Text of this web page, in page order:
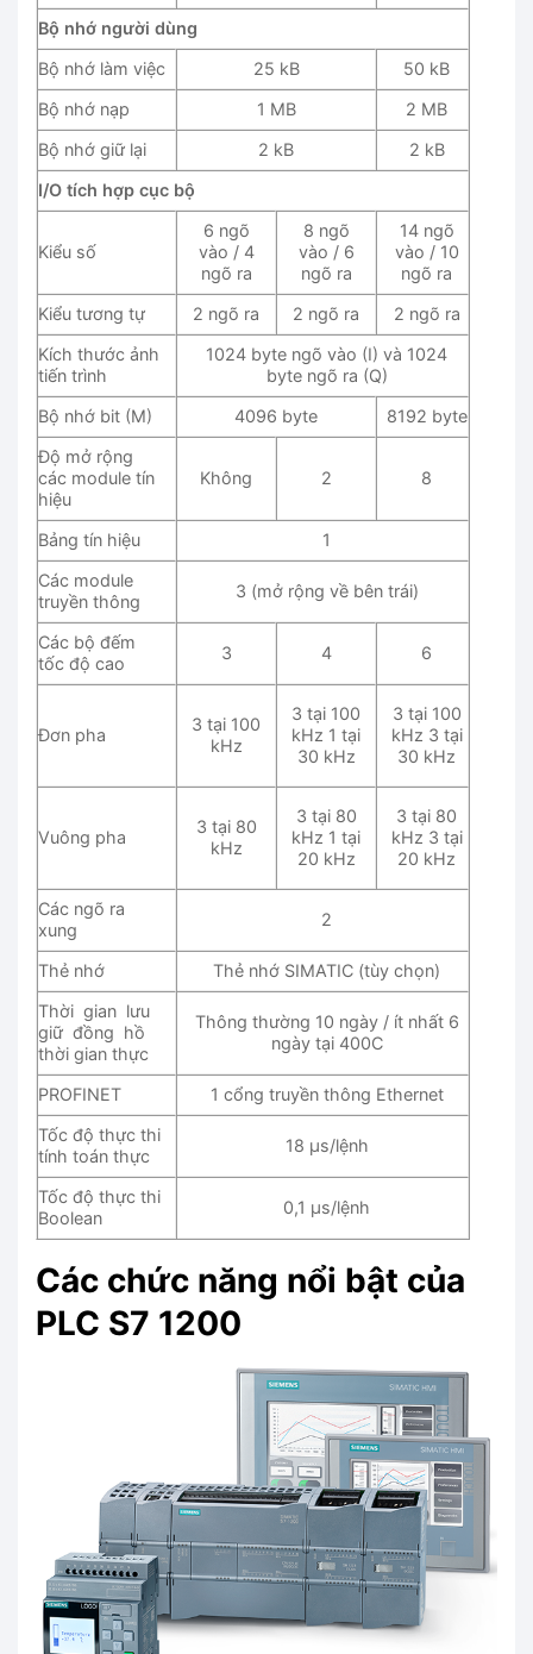
Bộ nhớ người dùng
Bộ nhớ làm việc
25 kB
50 kB
Bộ nhớ nạp
1 MB
2 MB
Bộ nhớ giữ lại
2 kB
2 kB
I/O tích hợp cục bộ
Kiểu số
6 ngõ
vào / 4
ngõ ra
8 ngõ
vào / 6
ngõ ra
14 ngõ
vào / 10
ngõ ra
Kiểu tương tự
2 ngõ ra 2 ngõ ra
2 ngõ ra
Kích thước ảnh
tiến trình
1024 byte ngõ vào (I) và 1024
byte ngõ ra (Q)
Bộ nhớ bit (M)
4096 byte
8192 byte
Độ mở rộng
các module tín
hiệu
Không 2 8
Bảng tín hiệu
1
Các module
truyền thông
3 (mở rộng về bên trái)
Các bộ đếm
tốc độ cao
3 4 6
Đơn pha
3 tại 100
kHz
3 tại 100
kHz 1 tại
30 kHz
3 tại 100
kHz 3 tại
30 kHz
Vuông pha
3 tại 80
kHz
3 tại 80
kHz 1 tại
20 kHz
3 tại 80
kHz 3 tại
20 kHz
Các ngõ ra
xung
2
Thẻ nhớ
Thẻ nhớ SIMATIC (tùy chọn)
Thời gian lưu
giữ đồng hồ
thời gian thực
Thông thường 10 ngày / ít nhất 6
ngày tại 400C
PROFINET
1 cổng truyền thông Ethernet
Tốc độ thực thi
tính toán thực
18 μs/lệnh
Tốc độ thực thi
Boolean
0,1 μs/lệnh
Các chức năng nổi bật của
PLC S7 1200